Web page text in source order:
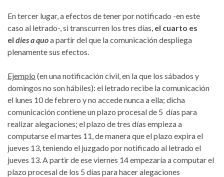
En tercer lugar, a efectos de tener por notificado -en este
caso al letrado-, si transcurren los tres días, el cuarto es
el dies a quoa partir del que la comunicación despliega
plenamente sus efectos.
Ejemplo (en una notificación civil, en la que los sábados y
domingos no son hábiles): el letrado recibe la comunicación
el lunes 10 de febrero y no accede nunca a ella; dicha
comunicación contiene un plazo procesal de 5 días para
realizar alegaciones; el plazo de tres días empieza a
computarse el martes 11, de manera que el plazo expira el
jueves 13, teniendo el juzgado por notificado al letrado el
jueves 13. A partir de ese viernes 14 empezaría a computar el
plazo procesal de los 5 días para hacer alegaciones